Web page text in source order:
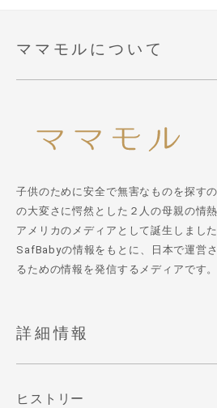
ママモルについて
子供のために安全で無害なものを探す
の大変さに愕然とした２人の母親の情
アメリカのメディアとして誕生しまし
SafBabyの情報をもとに、日本で運営
るための情報を発信するメディアです。
詳細情報
ヒストリー